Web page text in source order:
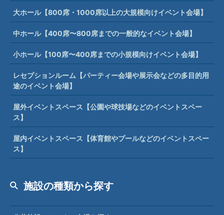
大ホール【800席・1000席以上の大規模向けイベント会場】
中ホール【400席〜800席までの一般的なイベント会場】
小ホール【100席〜400席までの小規模向けイベント会場】
レセプションルーム【パーティー会場や展示会などの多目的用
途のイベント会場】
屋外イベントスペース【公園や球技場などのイベントスペー
ス】
屋内イベントスペース【体育館やプールなどのイベントスペー
ス】
施設の種類から探す